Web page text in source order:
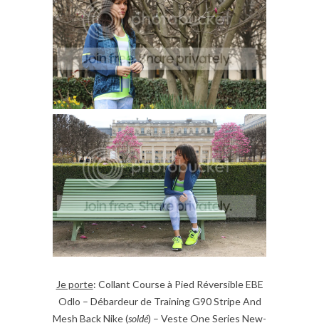
Je porte: Collant Course à Pied Réversible EBE
Odlo – Débardeur de Training G90 Stripe And
Mesh Back Nike (soldé) – Veste One Series New-